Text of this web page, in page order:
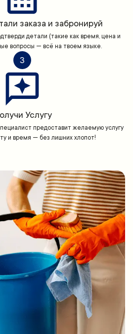
заказа и забронируй
детали (такие как время, цена и
вопросы — всё на твоем языке.
3
Услугу
предоставит желаемую услугу
и время — без лишних хлопот!